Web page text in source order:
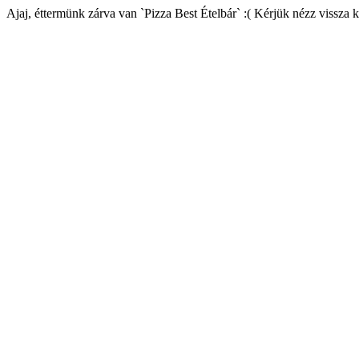
Ajaj, éttermünk zárva van `Pizza Best Ételbár` :( Kérjük nézz vissza